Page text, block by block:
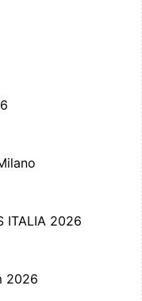
ITALIA 2026
2026